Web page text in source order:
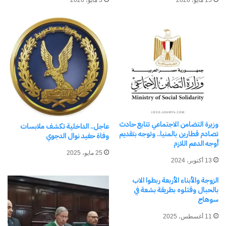
سفاح التجمع الخامس: خريج
ويعمل طقوساً قبل قتل ضحاياه
26 مايو، 2024
في "حوادث وقضايا"
اغتصاب طبيب لبناته الثلاثة..
خبير يؤكد صحة الفيديو الذي
فضحه
جديد اغتصاب طبيب
صحة الفيديو الذي
قالت إن والدها كان
ينتظر خروج الجميع
وينفرد بها ويعتدي عليها
جنسيا مستغلا قوته
الجسمانية تنظر محكمة
في "الأخبار News"
وزيرة التضامن الاجتماعي تتابع حادث
تصادم قطارين بالمنيا.. وتوجه بتقديم
أوجه الدعم اللازم
13 أكتوبر، 2024
عاجل.. الداخلية تكشف ملابسات
وفاة حفيد نوال الدجوي
25 مايو، 2025
الزوجة والأبناء الأربعة ربطوا الاب
بالحبال وقتلوه بطريقة بشعة في
سوهاج
11 أغسطس، 2025